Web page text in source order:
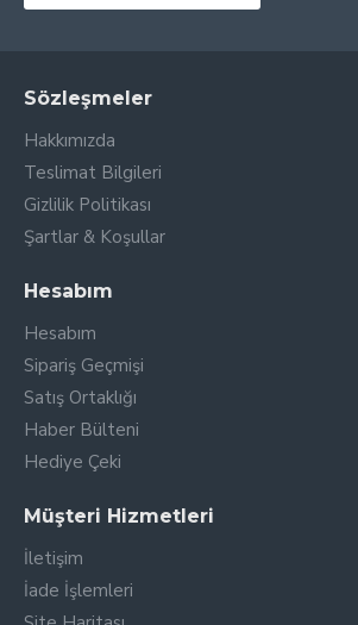
Sözleşmeler
Hakkımızda
Teslimat Bilgileri
Gizlilik Politikası
Şartlar & Koşullar
Hesabım
Hesabım
Sipariş Geçmişi
Satış Ortaklığı
Haber Bülteni
Hediye Çeki
Müşteri Hizmetleri
İletişim
İade İşlemleri